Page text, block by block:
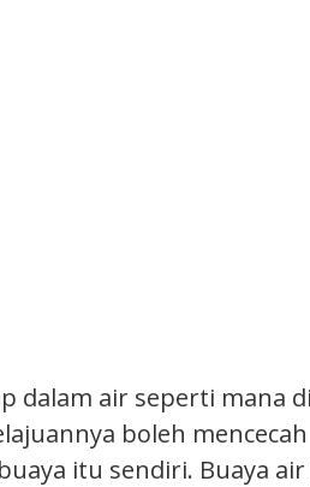
dalam air seperti mana
boleh
itu sendiri. Buaya